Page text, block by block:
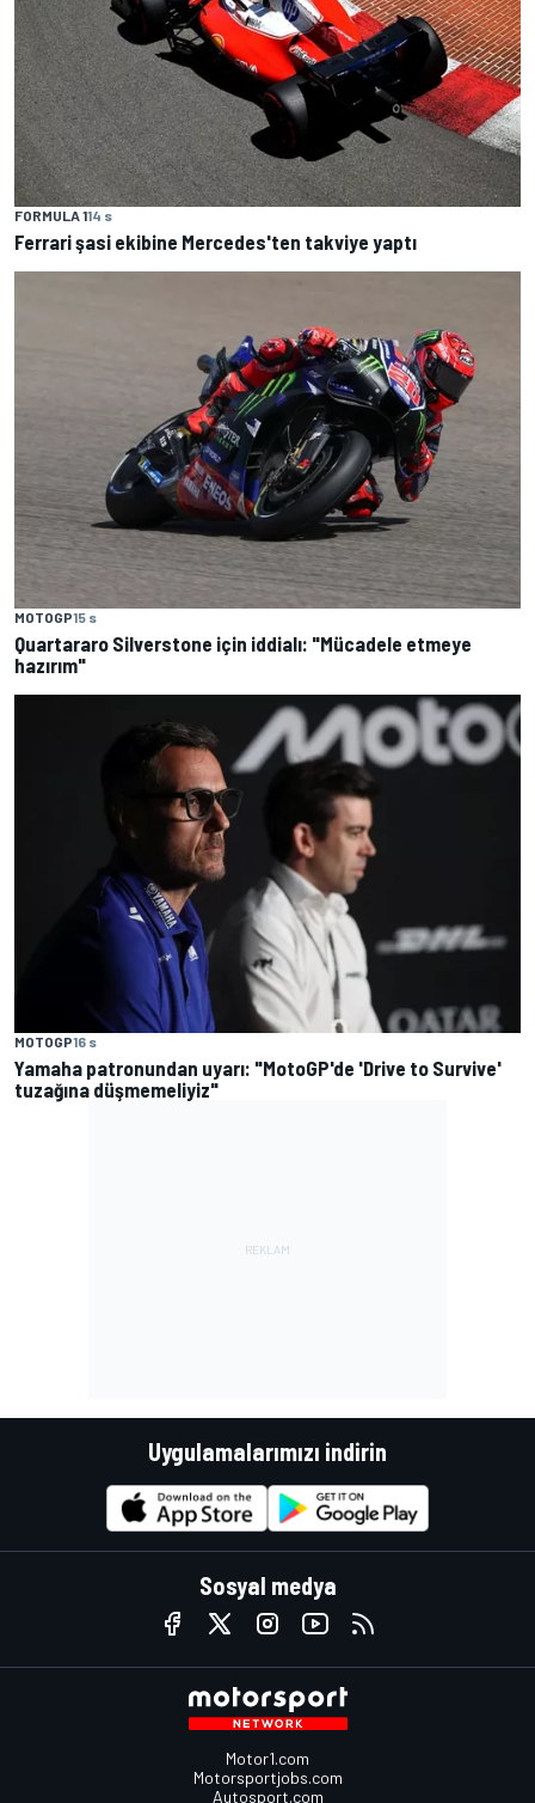
FORMULA 114 s
Ferrari şasi ekibine Mercedes'ten takviye yaptı
MOTOGP15 s
Quartararo Silverstone için iddialı: "Mücadele etmeye
hazırım"
MOTOGP16 s
Yamaha patronundan uyarı: "MotoGP'de 'Drive to Survive'
tuzağına düşmemeliyiz"
Uygulamalarımızı indirin
Sosyal medya
Motor1.com
Motorsportjobs.com
Autosport.com